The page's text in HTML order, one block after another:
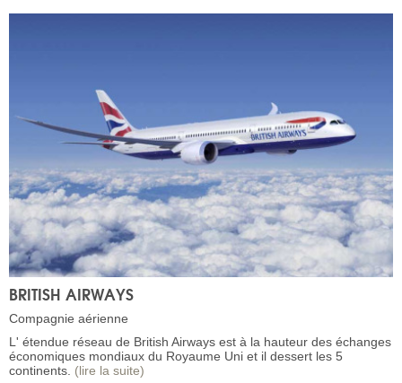
BRITISH AIRWAYS
Compagnie aérienne
L' étendue réseau de British Airways est à la hauteur des échanges
économiques mondiaux du Royaume Uni et il dessert les 5
continents. (lire la suite)